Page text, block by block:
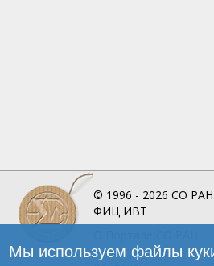
© 1996 - 2026 СО РАН.
ФИЦ ИВТ
Инфографика
Мы используем файлы